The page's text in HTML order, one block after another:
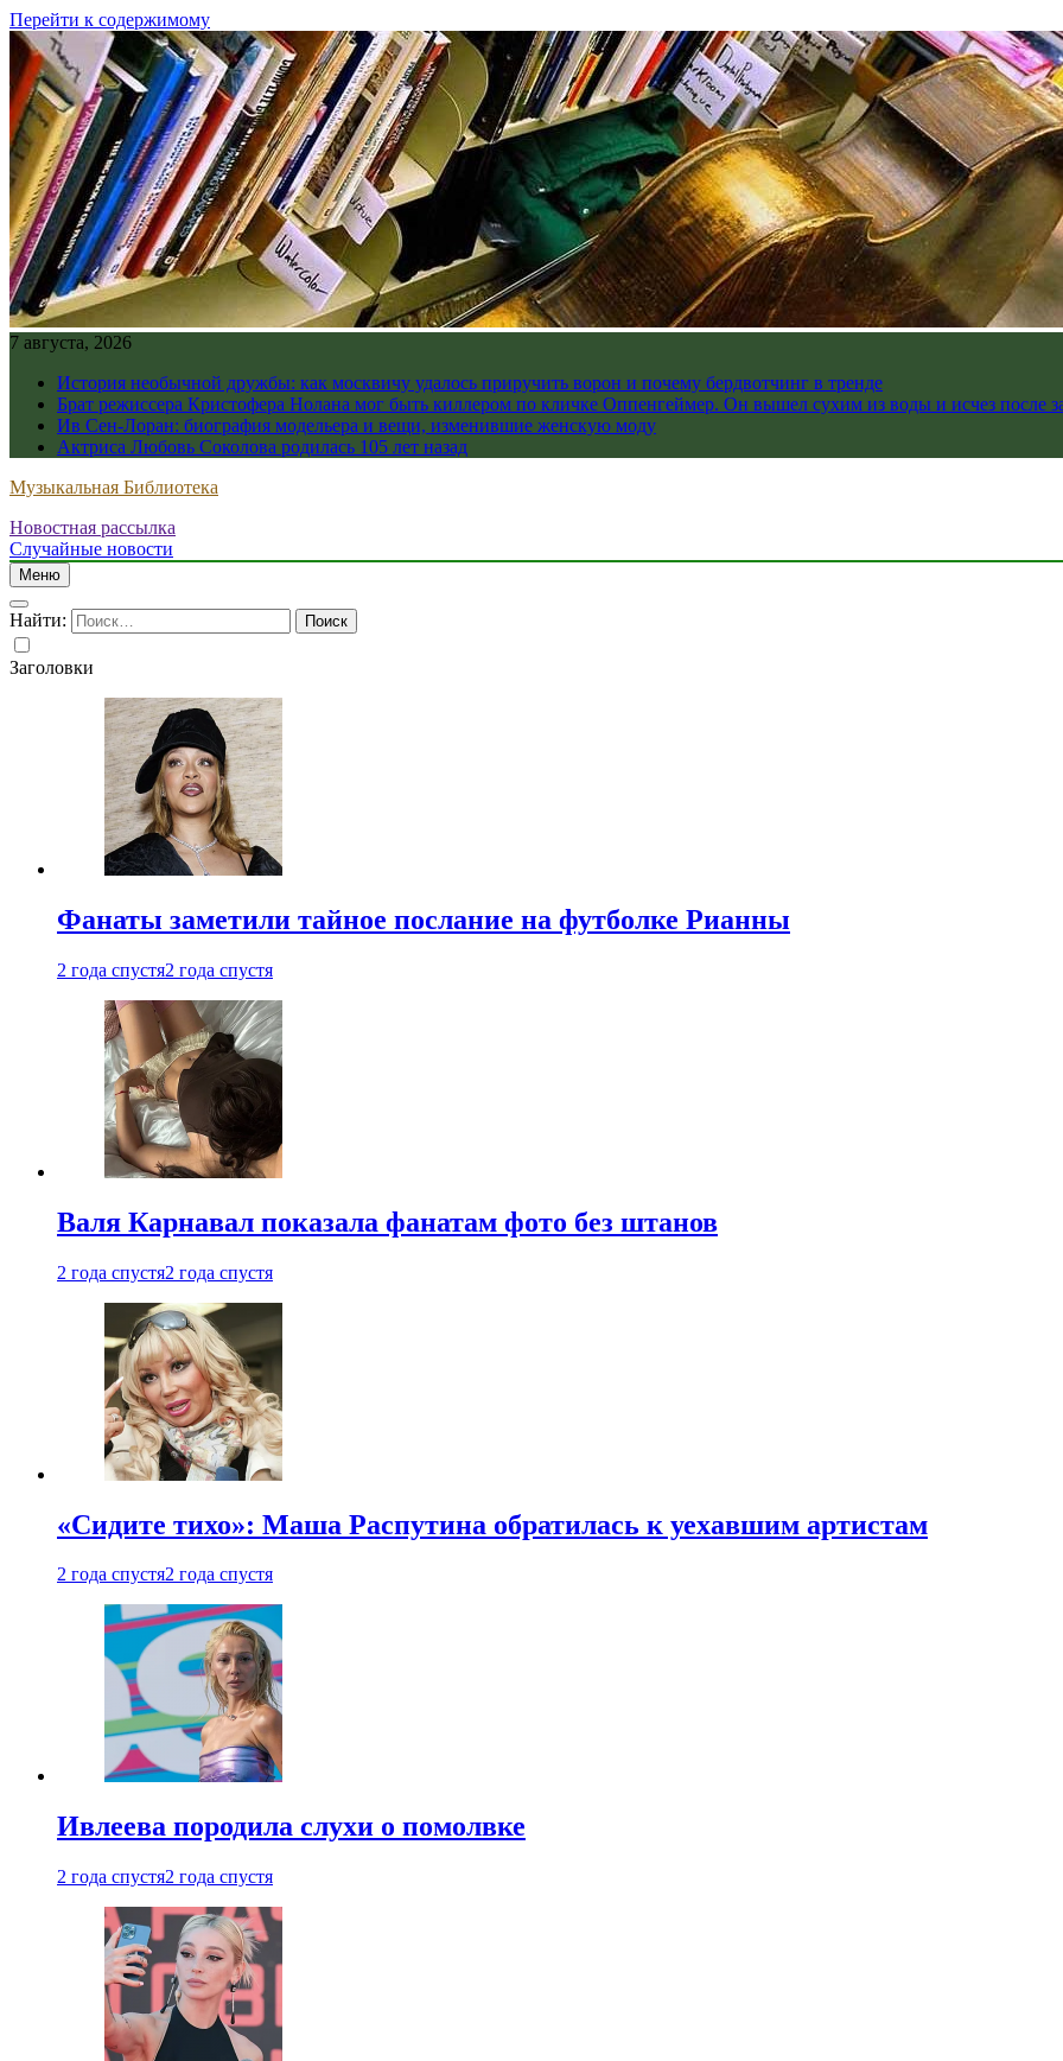
Перейти к содержимому
7 августа, 2026
История необычной дружбы: как москвичу удалось приручить ворон и почему бердвотчинг в тренде
Брат режиссера Кристофера Нолана мог быть киллером по кличке Оппенгеймер. Он вышел сухим из воды и исчез после
Ив Сен-Лоран: биография модельера и вещи, изменившие женскую моду
Актриса Любовь Соколова родилась 105 лет назад
Музыкальная Библиотека
Новостная рассылка
Случайные новости
Меню
Найти:
Заголовки
Фанаты заметили тайное послание на футболке Рианны
2 года спустя2 года спустя
Валя Карнавал показала фанатам фото без штанов
2 года спустя2 года спустя
«Сидите тихо»: Маша Распутина обратилась к уехавшим артистам
2 года спустя2 года спустя
Ивлеева породила слухи о помолвке
2 года спустя2 года спустя